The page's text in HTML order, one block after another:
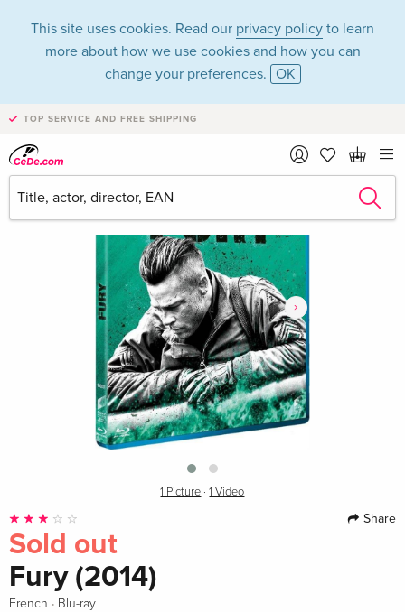
This site uses cookies. Read our privacy policy to learn
more about how we use cookies and how you can
change your preferences. OK
TOP SERVICE AND FREE SHIPPING
›
1 Picture ·1 Video
Share
Sold out
Fury (2014)
French · Blu-ray